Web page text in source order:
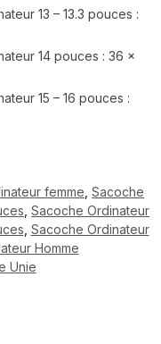
13 – 13.3 pouces :
14 pouces : 36 x
15 – 16 pouces :
femme Sacoche
Sacoche Ordinateur
Sacoche Ordinateur
Homme
Unie